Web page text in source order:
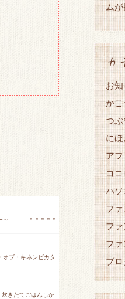
ー～ ＊＊＊＊＊
ブ・キネンビカタ
きたてごはんしか
ム
カ
お
か
つぶ
に
アフ
ココ
パ
フ
フ
ファ
ブ